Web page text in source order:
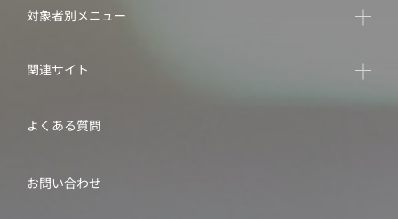
対象者別メニュー
関連サイト
よくある質問
お問い合わせ